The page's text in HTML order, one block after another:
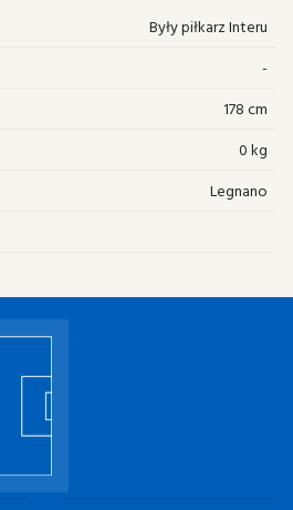
Były piłkarz Interu
-
178 cm
0 kg
Legnano